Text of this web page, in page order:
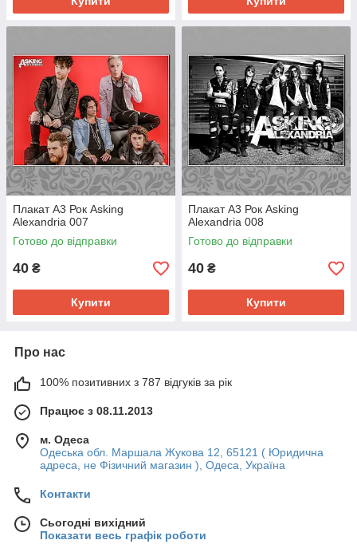
Плакат А3 Рок Asking
Alexandria 007
Готово до відправки
40 ₴
Купити
Плакат А3 Рок Asking
Alexandria 008
Готово до відправки
40 ₴
Купити
Про нас
100% позитивних з 787 відгуків за рік
Працює з 08.11.2013
м. Одеса
Одеська обл. Маршала Жукова 12, 65121 ( Юридична
адреса, не Фізичний магазин ), Одеса, Україна
Контакти
Сьогодні вихідний
Показати весь графік роботи